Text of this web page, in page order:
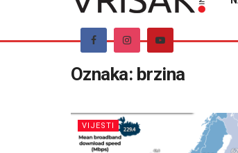
Oznaka: brzina
VIJESTI